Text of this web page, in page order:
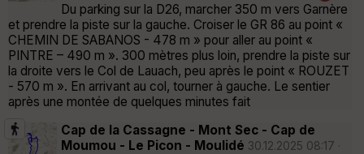
Du parking sur la D26, marcher 350 m vers Garnère
et prendre la piste sur la gauche. Croiser le GR 86 au point «
CHEMIN DE SABANOS - 478 m » pour aller au point «
PINTRE – 490 m ». 300 mètres plus loin, prendre la piste sur
la droite vers le Col de Lauach, peu après le point « ROUZET
- 570 m ». En arrivant au col, tourner à gauche. Le sentier
après une montée de quelques minutes fait
Cap de la Cassagne - Mont Sec - Cap de
Moumou - Le Picon - Moulidé 30.12.2025 08:17 ·